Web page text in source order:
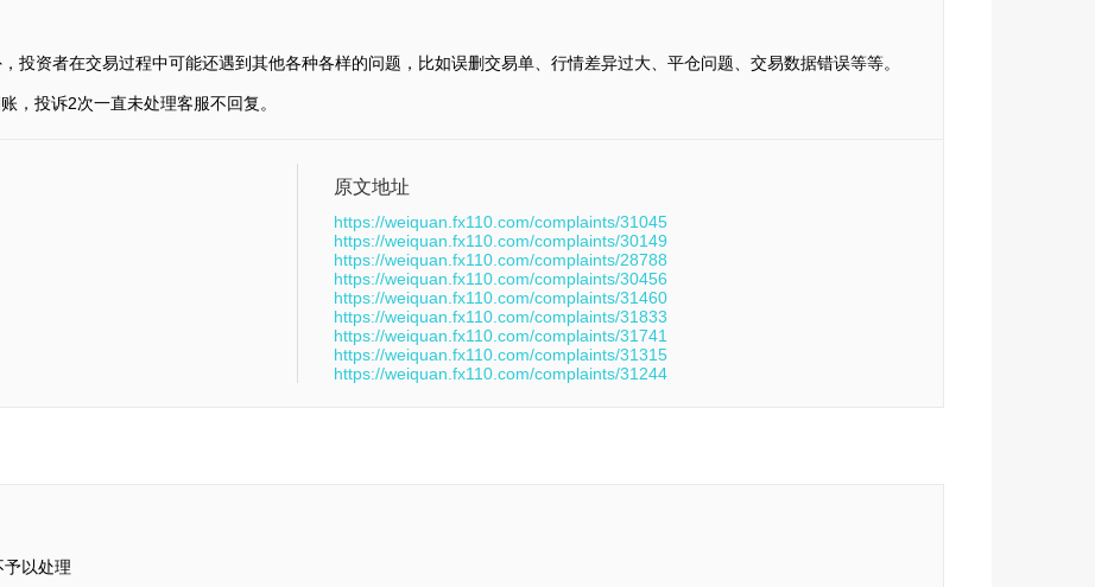
投资者在交易过程中可能还遇到其他各种各样的问题，比如误删交易单、行情差异过大、平仓问题、交易数据错误等等。
，投诉2次一直未处理客服不回复。
原文地址
https://weiquan.fx110.com/complaints/31045
https://weiquan.fx110.com/complaints/30149
https://weiquan.fx110.com/complaints/28788
https://weiquan.fx110.com/complaints/30456
https://weiquan.fx110.com/complaints/31460
https://weiquan.fx110.com/complaints/31833
https://weiquan.fx110.com/complaints/31741
https://weiquan.fx110.com/complaints/31315
https://weiquan.fx110.com/complaints/31244
以处理